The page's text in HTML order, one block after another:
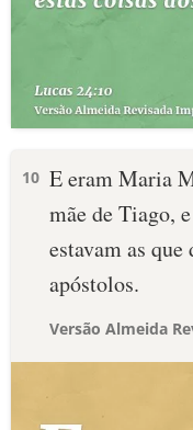
10 E eram Maria
mãe de Tiago,
estavam as
apóstolos.
Versão Almeida